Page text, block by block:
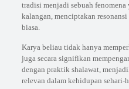
tradisi menjadi sebuah
kalangan, menciptakan
biasa.
Karya beliau tidak hanya
juga secara signifikan
dengan praktik shalawat,
relevan dalam kehidupan sehari-